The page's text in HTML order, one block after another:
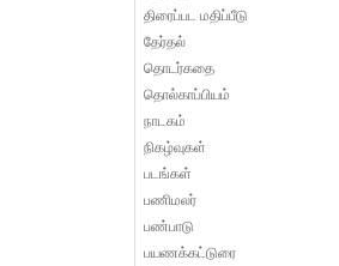
திரைப்பட மதிப்பீடு
தேர்தல்
தொடர்கதை
தொல்காப்பியம்
நாடகம்
நிகழ்வுகள்
படங்கள்
பணிமலர்
பண்பாடு
பயணக்கட்டுரை